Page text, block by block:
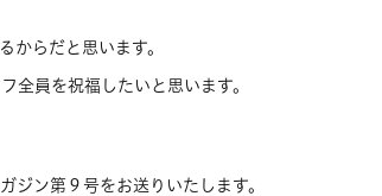
からだと思います。
全員を祝福したいと思います。
ジン第９号をお送りいたします。